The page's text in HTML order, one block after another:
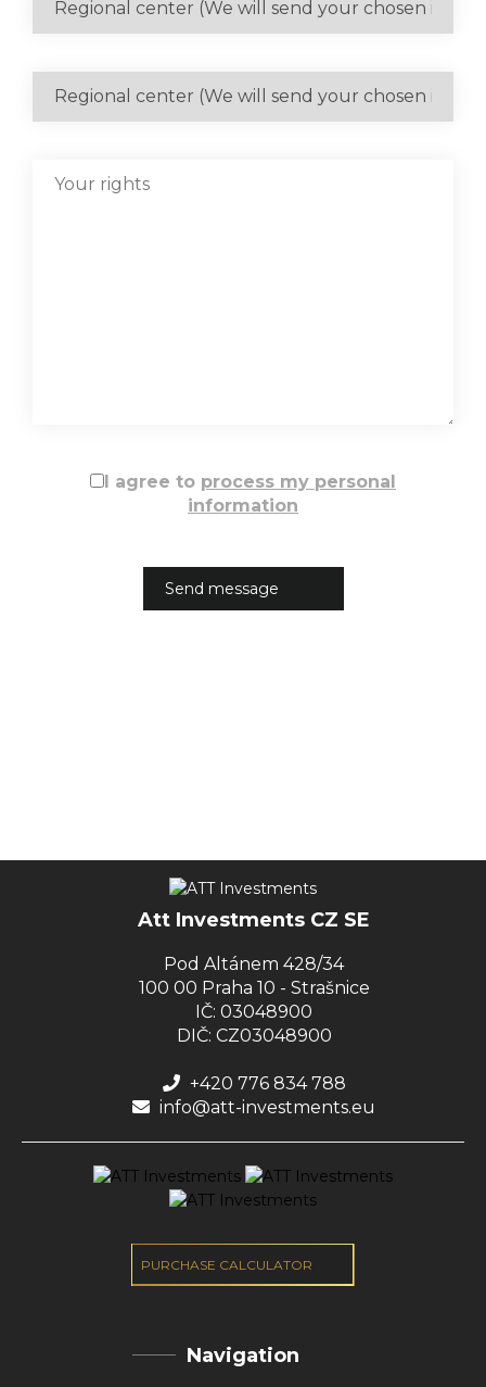
I agree to process my personal
information
Att Investments CZ SE
Pod Altánem 428/34
100 00 Praha 10 - Strašnice
IČ: 03048900
DIČ: CZ03048900
+420 776 834 788
info@att-investments.eu
PURCHASE CALCULATOR
Navigation